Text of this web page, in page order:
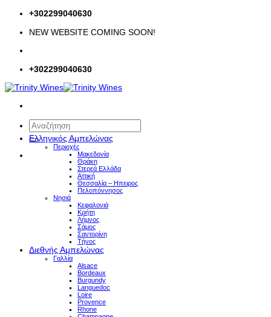
Μετάβαση
περιεχόμενο
+302299040630
NEW WEBSITE COMING SOON!
+302299040630
Αναζήτηση
για:
Ελληνικός Αμπελώνας
Περιοχές
Μακεδονία
Θράκη
Στερεά Ελλάδα
Αττική
Θεσσαλία – Hπειρος
Πελοπόννησος
Νησιά
Κεφαλονιά
Κρήτη
Λήμνος
Σάμος
Σαντορίνη
Τήνος
Διεθνής Αμπελώνας
Γαλλία
Alsace
Bordeaux
Burgundy
Languedoc
Loire
Provence
Rhone